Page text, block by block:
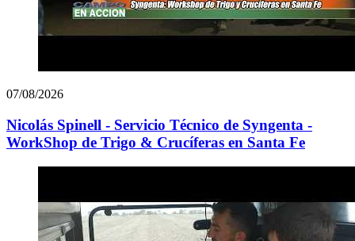
07/08/2026
Nicolás Spinell - Servicio Técnico de Syngenta -
WorkShop de Trigo & Crucíferas en Santa Fe